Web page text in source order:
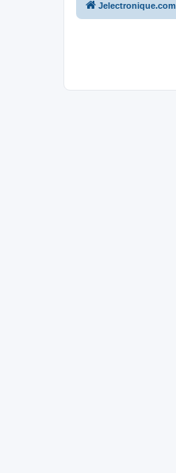
Jelectronique.com